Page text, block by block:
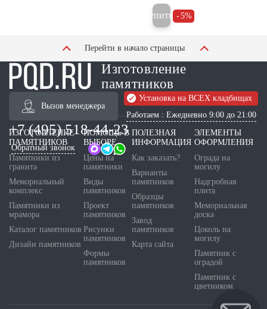
Купить 5%
Перейти в начало страницы
Изготовление
памятников
Вызов менеджера
Установка на ВСЕХ кладбищах
Работаем : Ежедневно 9:00 до 21:00
+7 (495) 518-44-23
Обратный звонок
ИЗГОТОВЛЕНИЕ
ПАМЯТНИКОВ
Памятники из
гранита
Мемориальный
комплекс
Памятники из
мрамора
Каталог памятников
Дизайн памятников
ПОМОЩЬ В
ВЫБОРЕ
Цены на
памятники
Виды
памятников
Проект
памятников
Рисунки
памятников
Формы
памятников
ПОЛЕЗНАЯ
ИНФОРМАЦИЯ
Как заказать?
Варианты
памятников
Образцы
памятников
Завод
памятников
Карта сайта
ЭЛЕМЕНТЫ
ОФОРМЛЕНИЯ
Ограда на
могилу
Надгробная
плита
Мемориальная
доска
Цоколь на
могилу
Памятник с
оградой
Памятник с
цветником